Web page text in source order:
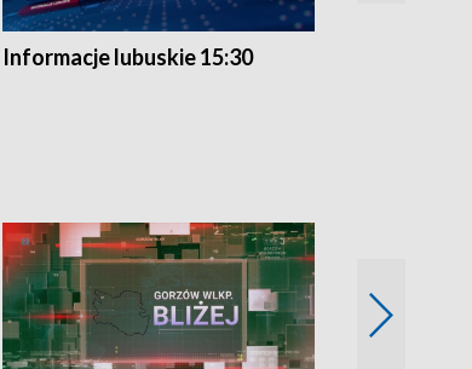
Informacje lubuskie 15:30